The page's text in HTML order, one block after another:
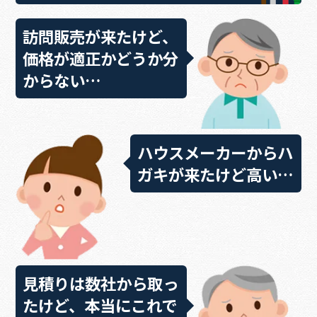
訪問販売が来たけど、
価格が適正かどうか分
からない…
ハウスメーカーからハ
ガキが来たけど高い…
見積りは数社から取っ
たけど、本当にこれで